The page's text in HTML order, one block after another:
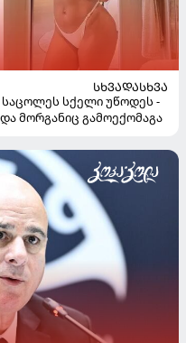
ᲡᲮᲕᲐᲓᲐᲡᲮᲕᲐ
სქელი უწოდეს -
მორგანიც გამოექომაგა